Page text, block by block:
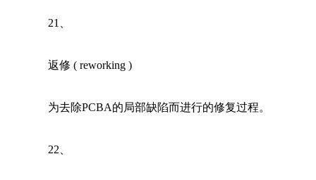
21
返修 ( reworking )
为去除PCBA的局部缺陷而进行的修复过程。
22